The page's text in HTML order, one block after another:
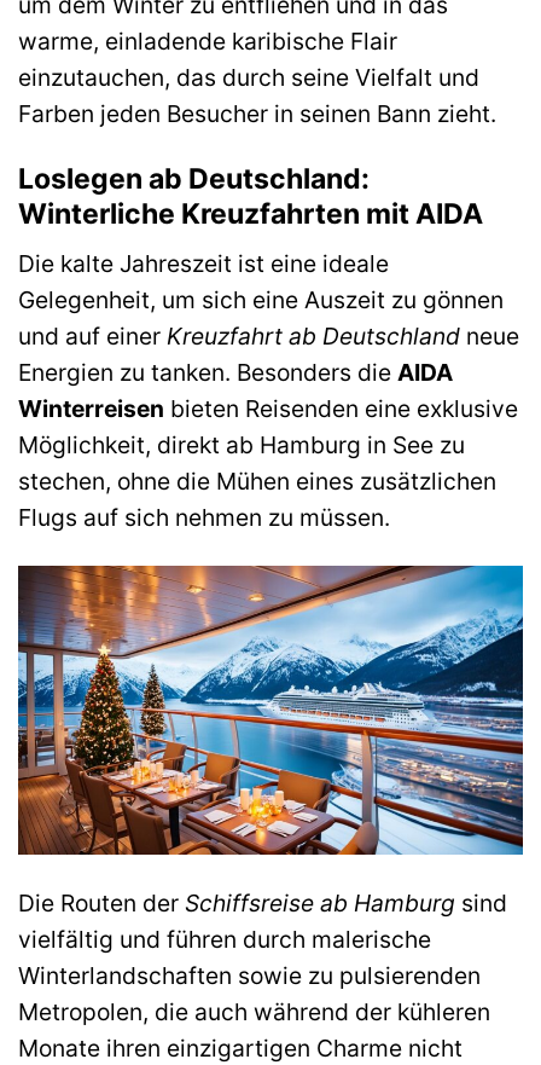
warme, einladende karibische Flair
einzutauchen, das durch seine Vielfalt und
Farben jeden Besucher in seinen Bann zieht.
Loslegen ab Deutschland:
Winterliche Kreuzfahrten mit AIDA
Die kalte Jahreszeit ist eine ideale
Gelegenheit, um sich eine Auszeit zu gönnen
und auf einer Kreuzfahrt ab Deutschland neue
Energien zu tanken. Besonders die AIDA
Winterreisen bieten Reisenden eine exklusive
Möglichkeit, direkt ab Hamburg in See zu
stechen, ohne die Mühen eines zusätzlichen
Flugs auf sich nehmen zu müssen.
Die Routen der Schiffsreise ab Hamburg sind
vielfältig und führen durch malerische
Winterlandschaften sowie zu pulsierenden
Metropolen, die auch während der kühleren
Monate ihren einzigartigen Charme nicht